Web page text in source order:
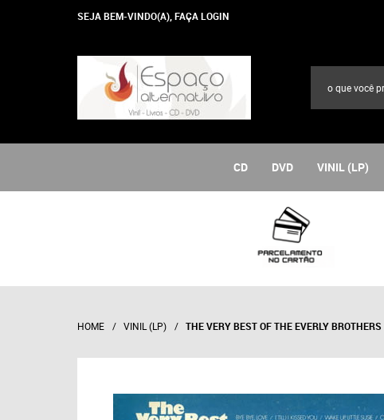
SEJA BEM-VINDO(A), FAÇA LOGIN
CD DVD VINIL (LP)
HOME VINIL (LP) THE VERY BEST OF THE EVERLY BROTHERS